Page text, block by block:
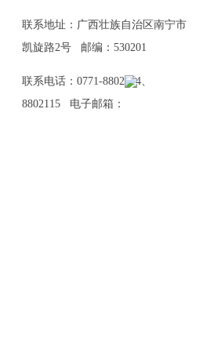
联系地址：广西壮族自治区南宁市
凯旋路2号 邮编：530201
联系电话：0771-8802114、
8802115 电子邮箱：